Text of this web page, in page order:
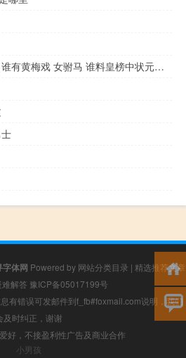
黄梅戏女驸马笛子独奏（谁有黄梅戏 女驸马 谁料皇榜中状元笛子伴奏曲谱）
体网 Powered by 网站分类目录 | 精选推荐文章
难解答 豫ICP备05017199号
有错误可发邮件到f_fb#foxmail.com说明，我们
及时纠正，谢谢
好，不接盈利性广告及商业合作
小男孩